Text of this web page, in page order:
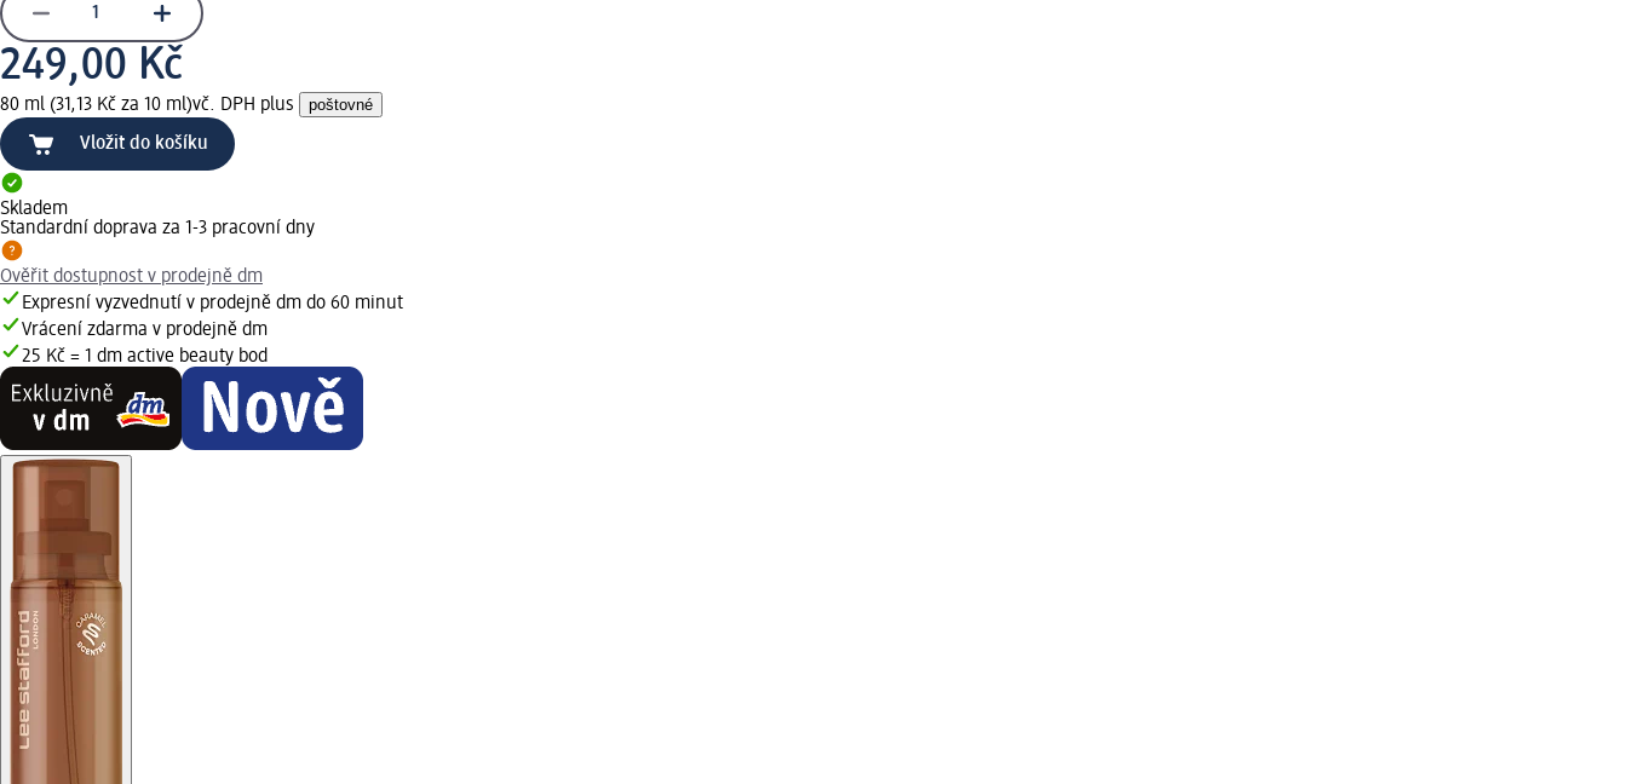
249,00 Kč
80 ml (31,13 Kč za 10 ml)vč. DPH plus poštovné
Vložit do košíku
Skladem
Standardní doprava za 1-3 pracovní dny
Ověřit dostupnost v prodejně dm
Expresní vyzvednutí v prodejně dm do 60 minut
Vrácení zdarma v prodejně dm
25 Kč = 1 dm active beauty bod